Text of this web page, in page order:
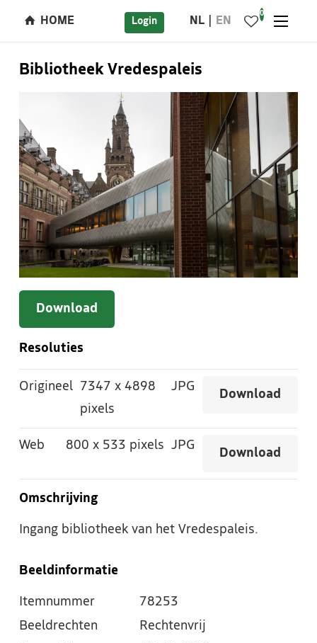
HOME Login NL EN
0
Bibliotheek Vredespaleis
Download
Resoluties
Origineel 7347 x 4898
pixels
JPG
Download
Web 800 x 533 pixels JPG
Download
Omschrijving
Ingang bibliotheek van het Vredespaleis.
Beeldinformatie
Itemnummer
78253
Beeldrechten
Rechtenvrij